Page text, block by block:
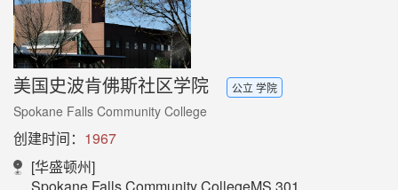
美国史波肯佛斯社区学院 公立 学院
Spokane Falls Community College
创建时间： 1967
[华盛顿州]